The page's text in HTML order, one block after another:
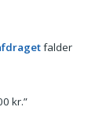
falder
kr.”